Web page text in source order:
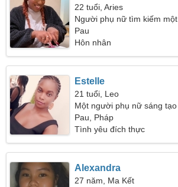
22 tuổi, Aries
Người phụ nữ tìm kiếm
Pau
Hôn nhân
Estelle
21 tuổi, Leo
Một người phụ nữ sáng
người như bạn
Pau, Pháp
Tình yêu đích thực
Alexandra
27 năm, Ma Kết